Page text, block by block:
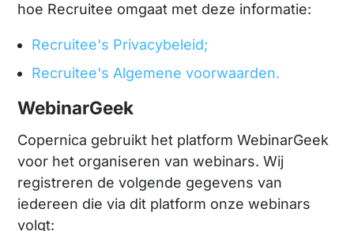
hoe Recruitee omgaat met deze informatie:
Recruitee's Privacybeleid;
Recruitee's Algemene voorwaarden.
WebinarGeek
Copernica gebruikt het platform WebinarGeek
voor het organiseren van webinars. Wij
registreren de volgende gegevens van
iedereen die via dit platform onze webinars
volgt: